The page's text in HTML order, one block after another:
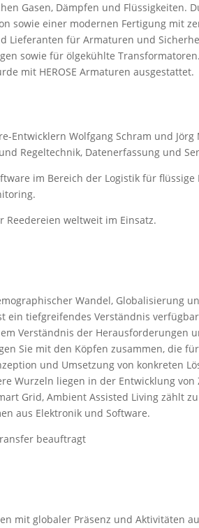
Gasen, Dämpfen und
sowie einer modernen Fertigung mit
für Armaturen und
sowie für ölgekühlte
mit HEROSE Armaturen ausgestattet.
Entwicklern Wolfgang Schram und
Regeltechnik, Datenerfassung und
im Bereich der Logistik für
Reedereien weltweit im Einsatz.
Wandel, Globalisierung
ein tiefgreifendes Verständnis
Verständnis der
Sie mit den Köpfen zusammen, die
und Umsetzung von konkreten
Wurzeln liegen in der Entwicklung
Grid, Ambient Assisted Living zählt
aus Elektronik und Software.
beauftragt
mit globaler Präsenz und Aktivitäten